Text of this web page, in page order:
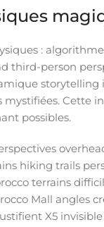
:
third-person
Cette
possibles.
hiking trails
terrains
Mall angles
X5